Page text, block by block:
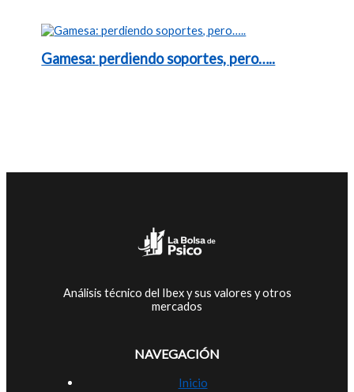
Gamesa: perdiendo soportes, pero…..
Análisis técnico del Ibex y sus valores y otros
mercados
NAVEGACIÓN
Inicio